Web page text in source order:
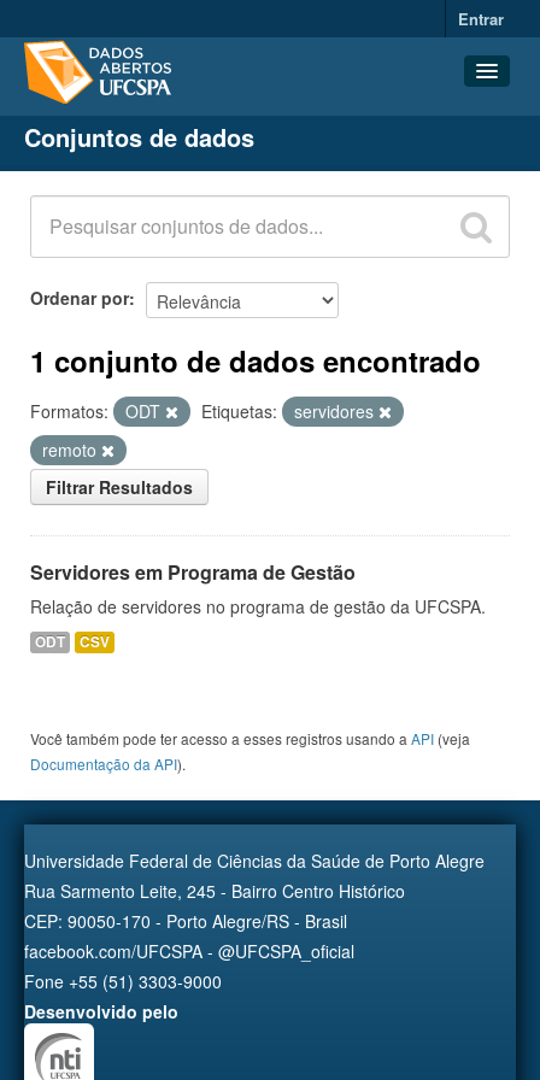
Entrar
Conjuntos de dados
Organizações
Grupos
Sobre
Conjuntos de dados
Ordenar por
1 conjunto de dados encontrado
Formatos: ODT Etiquetas:
servidores
remoto
Filtrar Resultados
Servidores em Programa de Gestão
Relação de servidores no programa de gestão da UFCSPA.
ODT CSV
Você também pode ter acesso a esses registros usando a API (veja
Documentação da API).
Universidade Federal de Ciências da Saúde de Porto Alegre
Rua Sarmento Leite, 245 - Bairro Centro Histórico
CEP: 90050-170 - Porto Alegre/RS - Brasil
facebook.com/UFCSPA - @UFCSPA_oficial
Fone +55 (51) 3303-9000
Desenvolvido pelo